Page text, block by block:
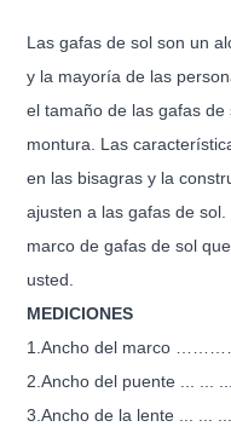
Las gafas de sol son un
y la mayoría de las
el tamaño de las gafas
montura. Las
en las bisagras y la
ajusten a las gafas de
marco de gafas de sol
usted.
MEDICIONES
1.Ancho del marco
2.Ancho del puente ... ...
3.Ancho de la lente ... ...